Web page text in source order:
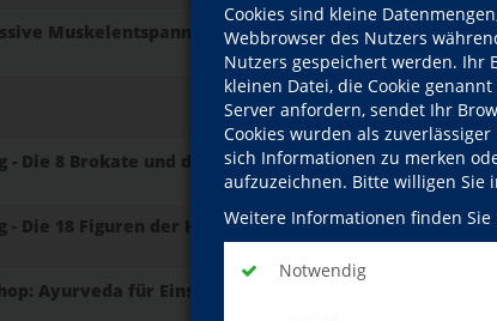
Cookies sind kleine
Webbrowser des Nutzers
Nutzers gespeichert werden. Ihr
kleinen Datei, die Cookie
Server anfordern, sendet Ihr
Cookies wurden als
sich Informationen zu merken
aufzuzeichnen. Bitte willigen Sie
Weitere Informationen finden Sie
Notwendig
Muskelentspannung nach Jacobson
- Die 8 Brokate und die 5 Elemente
- Die 18 Figuren der Harmonie
Ayurveda für Einsteiger - Grundlagen, Elemente,